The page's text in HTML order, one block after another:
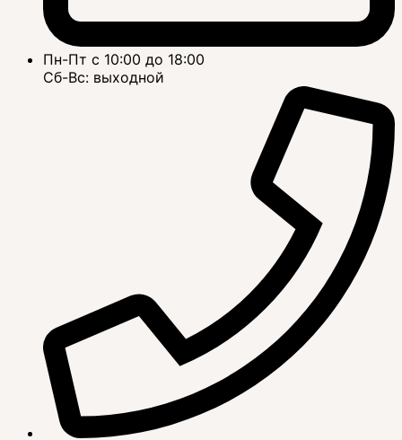
Пн-Пт с 10:00 до 18:00
Сб-Вс: выходной